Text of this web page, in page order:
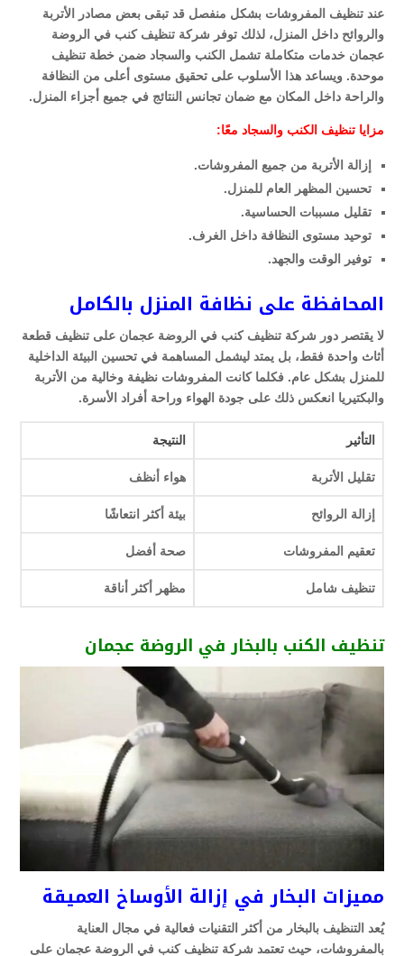
عند تنظيف المفروشات بشكل منفصل قد تبقى بعض مصادر الأتربة
والروائح داخل المنزل، لذلك توفر شركة تنظيف كنب في الروضة
عجمان خدمات متكاملة تشمل الكنب والسجاد ضمن خطة تنظيف
موحدة. ويساعد هذا الأسلوب على تحقيق مستوى أعلى من النظافة
والراحة داخل المكان مع ضمان تجانس النتائج في جميع أجزاء المنزل.
مزايا تنظيف الكنب والسجاد معًا:
إزالة الأتربة من جميع المفروشات.
تحسين المظهر العام للمنزل.
تقليل مسببات الحساسية.
توحيد مستوى النظافة داخل الغرف.
توفير الوقت والجهد.
المحافظة على نظافة المنزل بالكامل
لا يقتصر دور شركة تنظيف كنب في الروضة عجمان على تنظيف قطعة
أثاث واحدة فقط، بل يمتد ليشمل المساهمة في تحسين البيئة الداخلية
للمنزل بشكل عام. فكلما كانت المفروشات نظيفة وخالية من الأتربة
والبكتيريا انعكس ذلك على جودة الهواء وراحة أفراد الأسرة.
التأثير النتيجة
تقليل الأتربة هواء أنظف
إزالة الروائح بيئة أكثر انتعاشًا
تعقيم المفروشات صحة أفضل
تنظيف شامل مظهر أكثر أناقة
تنظيف الكنب بالبخار في الروضة عجمان
مميزات البخار في إزالة الأوساخ العميقة
يُعد التنظيف بالبخار من أكثر التقنيات فعالية في مجال العناية
بالمفروشات، حيث تعتمد شركة تنظيف كنب في الروضة عجمان على